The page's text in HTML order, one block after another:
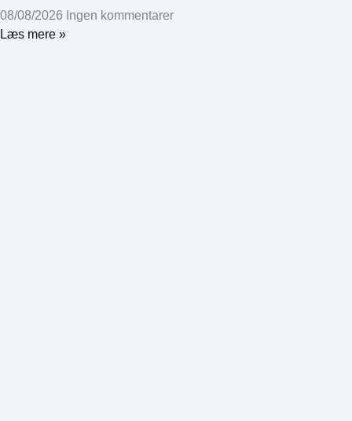
08/08/2026 Ingen kommentarer
Læs mere »